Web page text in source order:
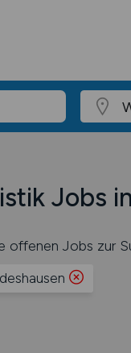
Jobs
offenen Jobs zur